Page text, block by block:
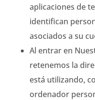
aplicaciones de
identifican
asociados a su
Al entrar en
retenemos la
está utilizando,
ordenador